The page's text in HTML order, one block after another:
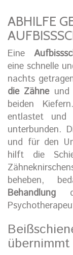
ABHILFE
Eine
eine schnelle
nachts
die Zähneund
beiden
entlastet und
unterbunden.
und für den
hilft die
beheben,
Behandlung